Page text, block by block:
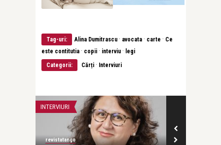
Tag-uri: Alina Dumitrascu · avocata · carte · Ce
este contitutia · copii · interviu · legi
Categorii:
Cărți · Interviuri
INTERVIURI
revistatango